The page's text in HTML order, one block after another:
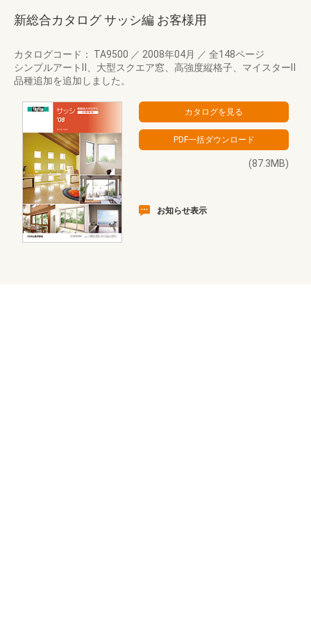
新総合カタログ サッシ編 お客様用
カタログコード： TA9500 ／ 2008年04月 ／ 全148ページ
シンプルアートⅡ、大型スクエア窓、高強度縦格子、マイスターⅡ
品種追加を追加しました。
(87.3MB)
お知らせ表示